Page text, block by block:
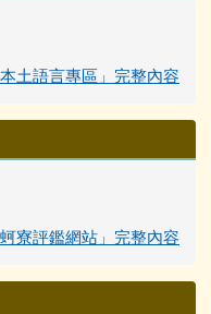
土語言專區」完整內容
寮評鑑網站」完整內容